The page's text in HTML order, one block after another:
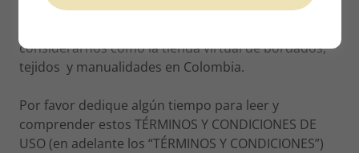
Gracias por visitar el Sitio de Macabordados.co (en
considerarnos como la tienda virtual de bordados,
tejidos y manualidades en Colombia.
Por favor dedique algún tiempo para leer y
comprender estos TÉRMINOS Y CONDICIONES DE
USO (en adelante los “TÉRMINOS Y CONDICIONES”)